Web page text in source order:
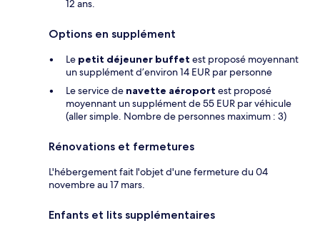
12 ans.
Options en supplément
Le petit déjeuner buffet est proposé moyennant
un supplément d’environ 14 EUR par personne
Le service de navette aéroport est proposé
moyennant un supplément de 55 EUR par véhicule
(aller simple. Nombre de personnes maximum : 3)
Rénovations et fermetures
L'hébergement fait l'objet d'une fermeture du 04
novembre au 17 mars.
Enfants et lits supplémentaires